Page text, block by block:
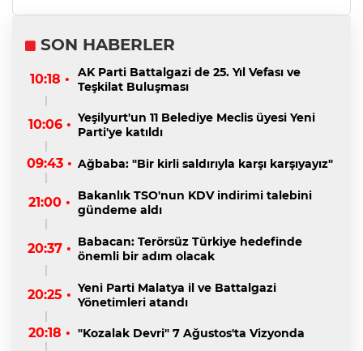
SON HABERLER
10:18 •
AK Parti Battalgazi de 25. Yıl Vefası ve
Teşkilat Buluşması
10:06 • Yeşilyurt'un 11 Belediye Meclis üyesi Yeni
Parti'ye katıldı
09:43 • Ağbaba: "Bir kirli saldırıyla karşı karşıyayız"
21:00 •
Bakanlık TSO'nun KDV indirimi talebini
gündeme aldı
20:37 • Babacan: Terörsüz Türkiye hedefinde
önemli bir adım olacak
20:25 • Yeni Parti Malatya il ve Battalgazi
Yönetimleri atandı
20:18 • "Kozalak Devri" 7 Ağustos'ta Vizyonda